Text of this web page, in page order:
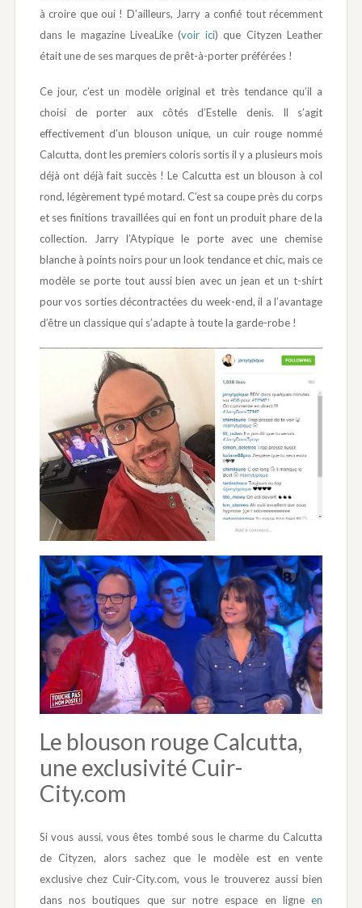
à croire que oui ! D’ailleurs, Jarry a confié tout récemment
dans le magazine LiveaLike (voir ici) que Cityzen Leather
était une de ses marques de prêt-à-porter préférées !
Ce jour, c’est un modèle original et très tendance qu’il a
choisi de porter aux côtés d’Estelle denis. Il s’agit
effectivement d’un blouson unique, un cuir rouge nommé
Calcutta, dont les premiers coloris sortis il y a plusieurs mois
déjà ont déjà fait succès ! Le Calcutta est un blouson à col
rond, légèrement typé motard. C’est sa coupe près du corps
et ses finitions travaillées qui en font un produit phare de la
collection. Jarry l’Atypique le porte avec une chemise
blanche à points noirs pour un look tendance et chic, mais ce
modèle se porte tout aussi bien avec un jean et un t-shirt
pour vos sorties décontractées du week-end, il a l’avantage
d’être un classique qui s’adapte à toute la garde-robe !
Le blouson rouge Calcutta,
une exclusivité Cuir-
City.com
Si vous aussi, vous êtes tombé sous le charme du Calcutta
de Cityzen, alors sachez que le modèle est en vente
exclusive chez Cuir-City.com, vous le trouverez aussi bien
dans nos boutiques que sur notre espace en ligneen